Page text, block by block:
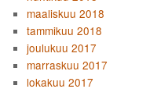
maaliskuu 2018
tammikuu 2018
joulukuu 2017
marraskuu 2017
lokakuu 2017